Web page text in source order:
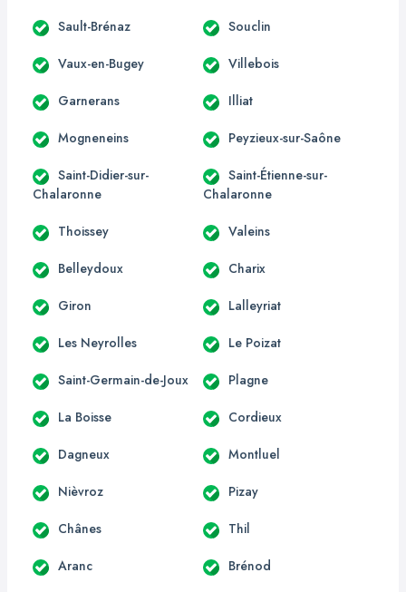
Sault-Brénaz Souclin
Vaux-en-Bugey Villebois
Garnerans Illiat
Mogneneins Peyzieux-sur-Saône
Saint-Didier-sur-
Chalaronne
Saint-Étienne-sur-
Chalaronne
Thoissey Valeins
Belleydoux Charix
Giron Lalleyriat
Les Neyrolles Le Poizat
Saint-Germain-de-Joux Plagne
La Boisse Cordieux
Dagneux Montluel
Nièvroz Pizay
Chânes Thil
Aranc Brénod